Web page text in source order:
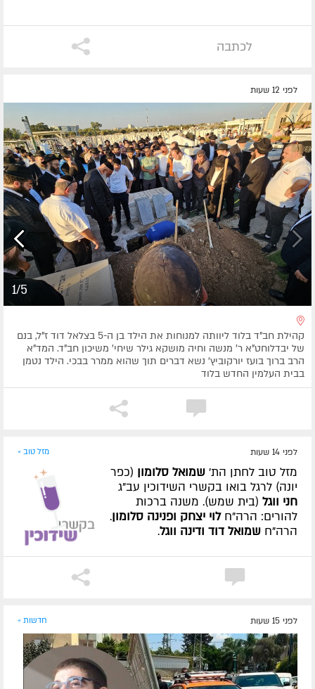
לכתבה
לפני 12 שעות
1/5
קהילת חב"ד בלוד ליוותה למנוחות את הילד בן ה-5 בצלאל דוד ז"ל, בנם
של יבדלוחט"א ר' מנשה וחיה מושקא גילר שיחי' משיכון חב"ד. המד"א
הרב ברוך בועז יורקוביץ' נשא דברים תוך שהוא ממרר בבכי. הילד נטמן
בבית העלמין החדש בלוד
לפני 14 שעות מזל טוב »
מזל טוב לחתן הת' שמואל סלומון (כפר
יונה) לרגל בואו בקשרי השידוכין עב"ג
חני ווגל (בית שמש). משנה ברכות
להורים: הרה"חלוי יצחק ופנינה סלומון.
הרה"ח שמואל דוד ודינה ווגל.
לפני 15 שעות חדשות »